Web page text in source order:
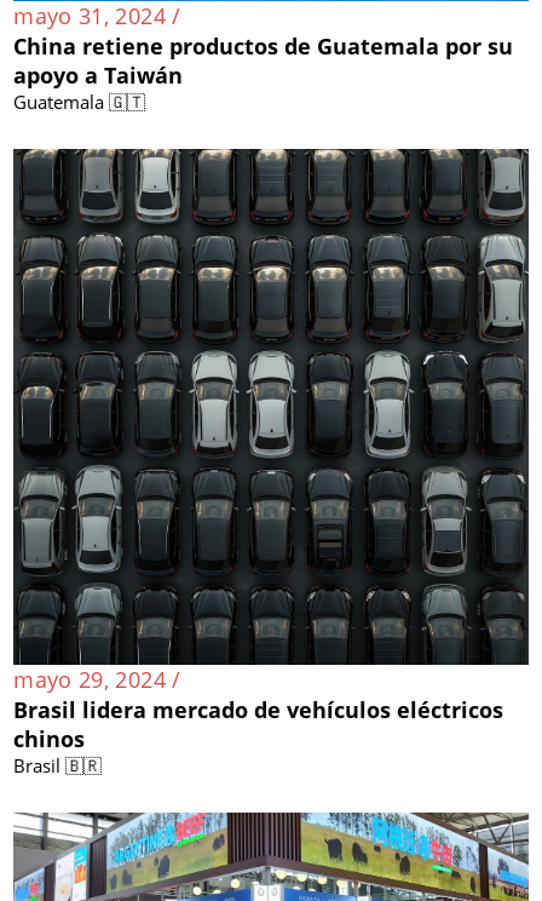
mayo 31, 2024 /
China retiene productos de Guatemala por su
apoyo a Taiwán
Guatemala 🇬🇹
mayo 29, 2024 /
Brasil lidera mercado de vehículos eléctricos
chinos
Brasil 🇧🇷